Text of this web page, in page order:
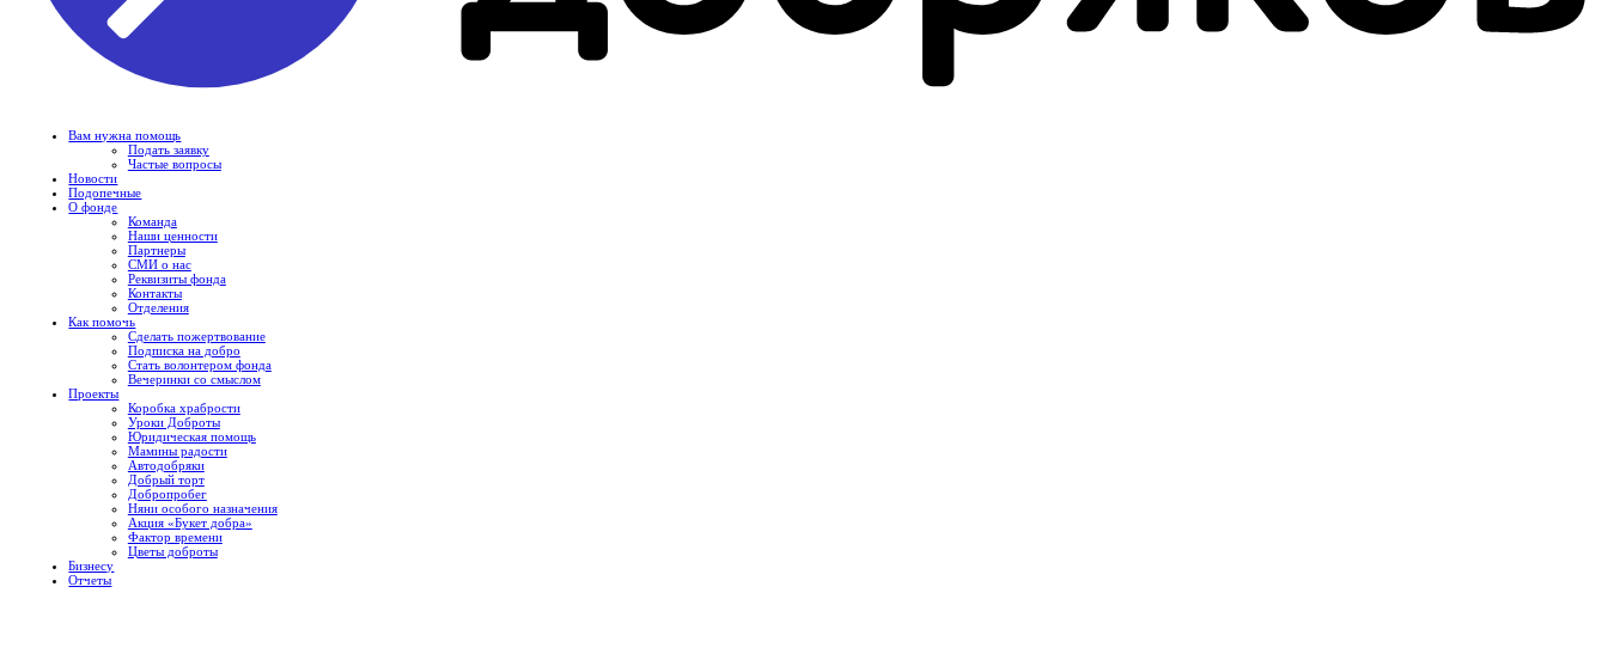
Вам нужна помощь
Подать заявку
Частые вопросы
Новости
Подопечные
О фонде
Команда
Наши ценности
Партнеры
СМИ о нас
Реквизиты фонда
Контакты
Отделения
Как помочь
Сделать пожертвование
Подписка на добро
Стать волонтером фонда
Вечеринки со смыслом
Проекты
Коробка храбрости
Уроки Доброты
Юридическая помощь
Мамины радости
Автодобряки
Добрый торт
Добропробег
Няни особого назначения
Акция «Букет добра»
Фактор времени
Цветы доброты
Бизнесу
Отчеты